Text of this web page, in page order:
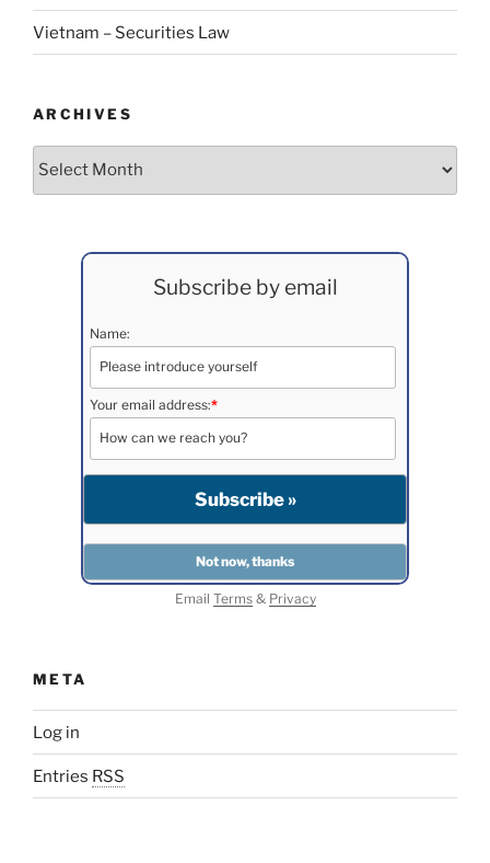
Vietnam – Securities Law
ARCHIVES
Archives
Subscribe by email
Name:
Your email address:*
Email Terms& Privacy
META
Log in
Entries RSS